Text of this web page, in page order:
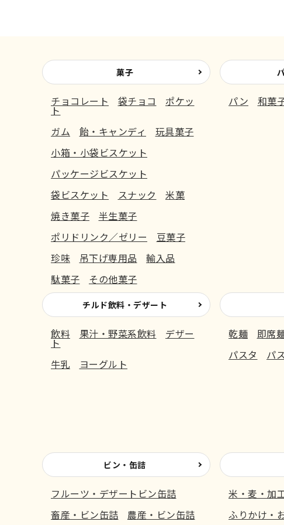
菓子
チョコレート 袋チョコ ポケッ
ト
ガム
飴・キャンディ
玩具菓子
小箱・小袋ビスケット
パッケージビスケット
袋ビスケット
スナック
米菓
焼き菓子
半生菓子
ポリドリンク／ゼリー
豆菓子
珍味
吊下げ専用品
輸入品
駄菓子
その他菓子
パン 和菓
チルド飲料・デザート
飲料 果汁・野菜系飲料 デザー
ト
牛乳
ヨーグルト
乾麺 即席
パスタ
パ
ビン・缶詰
フルーツ・デザートビン缶詰
畜産・ビン缶詰
農産・ビン缶詰
米・麦・加
ふりかけ・